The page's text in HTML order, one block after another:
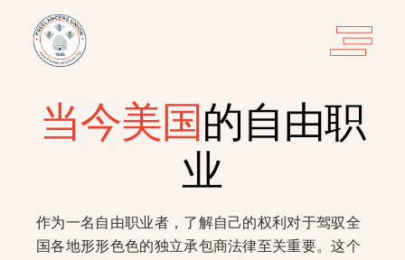
当今美国 的自由职
业
作为一名自由职业者，了解自己的权利对于驾驭全
国各地形形色色的独立承包商法律至关重要。这个